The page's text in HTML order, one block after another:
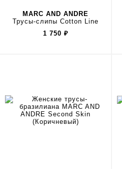
MARC AND ANDRE
Трусы-слипы Cotton Line
1 750 ₽